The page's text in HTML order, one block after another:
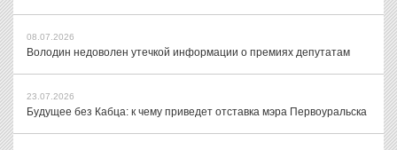
08.07.2026
Володин недоволен утечкой информации о премиях депутатам
23.07.2026
Будущее без Кабца: к чему приведет отставка мэра Первоуральска